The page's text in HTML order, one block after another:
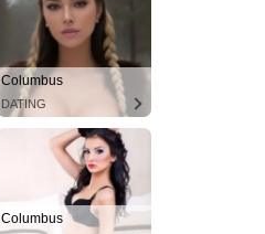
Columbus
DATING
Columbus